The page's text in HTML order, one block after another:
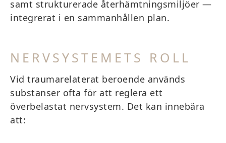
samt strukturerade återhämtningsmiljöer —
integrerat i en sammanhållen plan.
NERVSYSTEMETS ROLL
Vid traumarelaterat beroende används
substanser ofta för att reglera ett
överbelastat nervsystem. Det kan innebära
att: